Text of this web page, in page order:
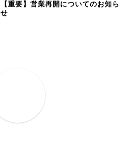
【重要】営業再開についてのお知ら
せ